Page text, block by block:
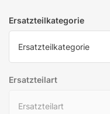
Ersatzteilkategorie
Ersatzteilart